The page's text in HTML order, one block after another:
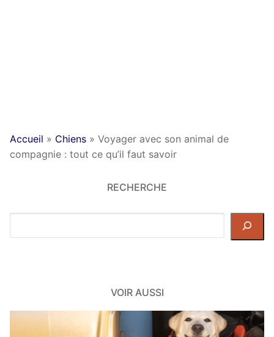
Accueil » Chiens » Voyager avec son animal de
compagnie : tout ce qu’il faut savoir
RECHERCHE
dans
VOIR AUSSI